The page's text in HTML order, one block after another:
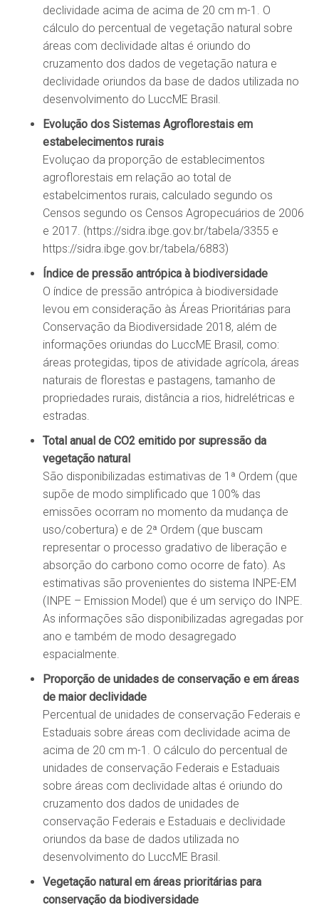
declividade acima de acima de 20 cm m-1. O
cálculo do percentual de vegetação natural sobre
áreas com declividade altas é oriundo do
cruzamento dos dados de vegetação natura e
declividade oriundos da base de dados utilizada no
desenvolvimento do LuccME Brasil.
Evolução dos Sistemas Agroflorestais em
estabelecimentos rurais
Evoluçao da proporção de establecimentos
agroflorestais em relação ao total de
estabelcimentos rurais, calculado segundo os
Censos segundo os Censos Agropecuários de 2006
e 2017. (https://sidra.ibge.gov.br/tabela/3355 e
https://sidra.ibge.gov.br/tabela/6883)
Índice de pressão antrópica à biodiversidade
O índice de pressão antrópica à biodiversidade
levou em consideração às Áreas Prioritárias para
Conservação da Biodiversidade 2018, além de
informações oriundas do LuccME Brasil, como:
áreas protegidas, tipos de atividade agrícola, áreas
naturais de florestas e pastagens, tamanho de
propriedades rurais, distância a rios, hidrelétricas e
estradas.
Total anual de CO2 emitido por supressão da
vegetação natural
São disponibilizadas estimativas de 1ª Ordem (que
supõe de modo simplificado que 100% das
emissões ocorram no momento da mudança de
uso/cobertura) e de 2ª Ordem (que buscam
representar o processo gradativo de liberação e
absorção do carbono como ocorre de fato). As
estimativas são provenientes do sistema INPE-EM
(INPE – Emission Model) que é um serviço do INPE.
As informações são disponibilizadas agregadas por
ano e também de modo desagregado
espacialmente.
Proporção de unidades de conservação e em áreas
de maior declividade
Percentual de unidades de conservação Federais e
Estaduais sobre áreas com declividade acima de
acima de 20 cm m-1. O cálculo do percentual de
unidades de conservação Federais e Estaduais
sobre áreas com declividade altas é oriundo do
cruzamento dos dados de unidades de
conservação Federais e Estaduais e declividade
oriundos da base de dados utilizada no
desenvolvimento do LuccME Brasil.
Vegetação natural em áreas prioritárias para
conservação da biodiversidade